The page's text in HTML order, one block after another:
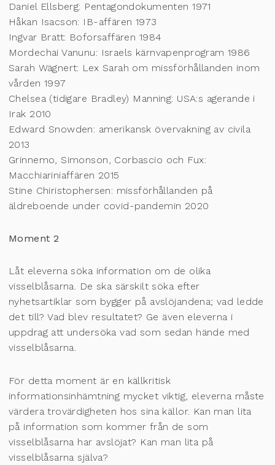
Daniel Ellsberg: Pentagondokumenten 1971
Håkan Isacson: IB-affären 1973
Ingvar Bratt: Boforsaffären 1984
Mordechai Vanunu: Israels kärnvapenprogram 1986
Sarah Wägnert: Lex Sarah om missförhållanden inom
vården 1997
Chelsea (tidigare Bradley) Manning: USA:s agerande i
Irak 2010
Edward Snowden: amerikansk övervakning av civila
2013
Grinnemo, Simonson, Corbascio och Fux:
Macchiariniaffären 2015
Stine Chiristophersen: missförhållanden på
äldreboende under covid-pandemin 2020
Moment 2
Låt eleverna söka information om de olika
visselblåsarna. De ska särskilt söka efter
nyhetsartiklar som bygger på avslöjandena; vad ledde
det till? Vad blev resultatet? Ge även eleverna i
uppdrag att undersöka vad som sedan hände med
visselblåsarna.
För detta moment är en källkritisk
informationsinhämtning mycket viktig, eleverna måste
värdera trovärdigheten hos sina källor. Kan man lita
på information som kommer från de som
visselblåsarna har avslöjat? Kan man lita på
visselblåsarna själva?